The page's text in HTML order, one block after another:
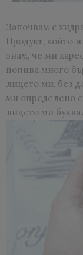
Започвам с
Продукт, който
знам, че ми
попива много
лицето ми, без
ми определено
лицето ми